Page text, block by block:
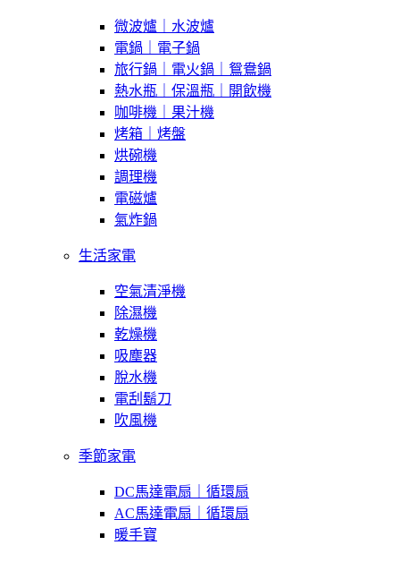
微波爐｜水波爐
電鍋｜電子鍋
旅行鍋｜電火鍋｜鴛鴦鍋
熱水瓶｜保溫瓶｜開飲機
咖啡機｜果汁機
烤箱｜烤盤
烘碗機
調理機
電磁爐
氣炸鍋
生活家電
空氣清淨機
除濕機
乾燥機
吸塵器
脫水機
電刮鬍刀
吹風機
季節家電
DC馬達電扇｜循環扇
AC馬達電扇｜循環扇
暖手寶